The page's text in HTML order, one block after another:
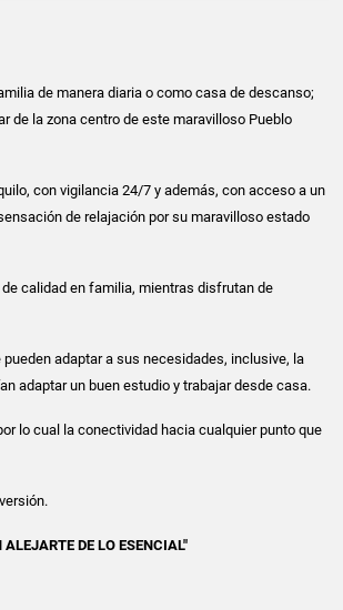
de manera diaria o como casa de descanso;
de la zona centro de este maravilloso Pueblo
con vigilancia 24/7 y además, con acceso a un
de relajación por su maravilloso estado
calidad en familia, mientras disfrutan de
adaptar a sus necesidades, inclusive, la
adaptar un buen estudio y trabajar desde casa.
lo cual la conectividad hacia cualquier punto que
DE LO ESENCIAL"